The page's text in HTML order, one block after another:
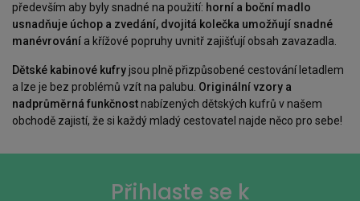
především aby byly snadné na použití: horní a boční madlo
usnadňuje úchop a zvedání, dvojitá kolečka umožňují snadné
manévrování a křížové popruhy uvnitř zajišťují obsah zavazadla.
Dětské kabinové kufryjsou plně přizpůsobené cestování letadlem
a lze je bez problémů vzít na palubu. Originální vzory a
nadprůměrná funkčnostnabízených dětských kufrů v našem
obchodě zajistí, že si každý mladý cestovatel najde něco pro sebe!
Přihlaste se k